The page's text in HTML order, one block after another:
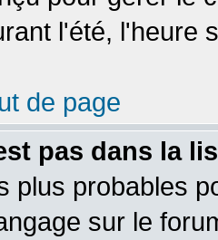
l'été, l'heure
de page
pas dans la
plus probables
sur le